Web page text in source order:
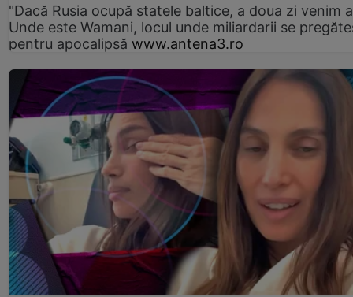
"Dacă Rusia ocupă statele baltice, a doua zi venim
Unde este Wamani, locul unde miliardarii se
pentru apocalipsă www.antena3.ro